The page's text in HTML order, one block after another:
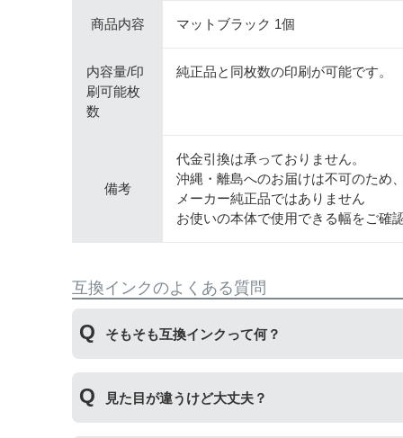
商品内容 マットブラック 1個
内容量/印
刷可能枚
数
純正品と同枚数の印刷が可能です。
備考
代金引換は承っておりません。
沖縄・離島へのお届けは不可のため
メーカー純正品ではありません
お使いの本体で使用できる幅をご確
互換インクのよくある質問
そもそも互換インクって何？
いただくことができます。
見た目が違うけど大丈夫？